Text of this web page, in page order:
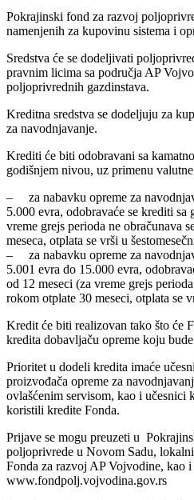
Pokrajinski fond za razvoj
namenjenih za kupovinu sistema i
Sredstva će se dodeljivati
pravnim licima sa područja AP
poljoprivrednih gazdinstava.
Kreditna sredstva se dodeljuju za
za navodnjavanje.
Krediti će biti odobravani sa
godišnjem nivou, uz primenu
– za nabavku opreme za
5.000 evra, odobravaće se krediti sa
vreme grejs perioda ne obračunava
meseca, otplata se vrši u
– za nabavku opreme za
5.001 evra do 15.000 evra,
od 12 meseci (za vreme grejs
rokom otplate 30 meseci, otplata se
Kredit će biti realizovan tako što će
kredita dobavljaču opreme koju
Prioritet u dodeli kredita imaće
proizvođača opreme za
ovlašćenim servisom, kao i učesnici
koristili kredite Fonda.
Prijave se mogu preuzeti u
poljoprivrede u Novom Sadu,
Fonda za razvoj AP Vojvodine, kao i
www.fondpolj.vojvodina.gov.rs